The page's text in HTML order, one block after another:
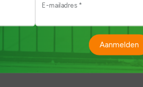
E-mailadres *
Aanmelden